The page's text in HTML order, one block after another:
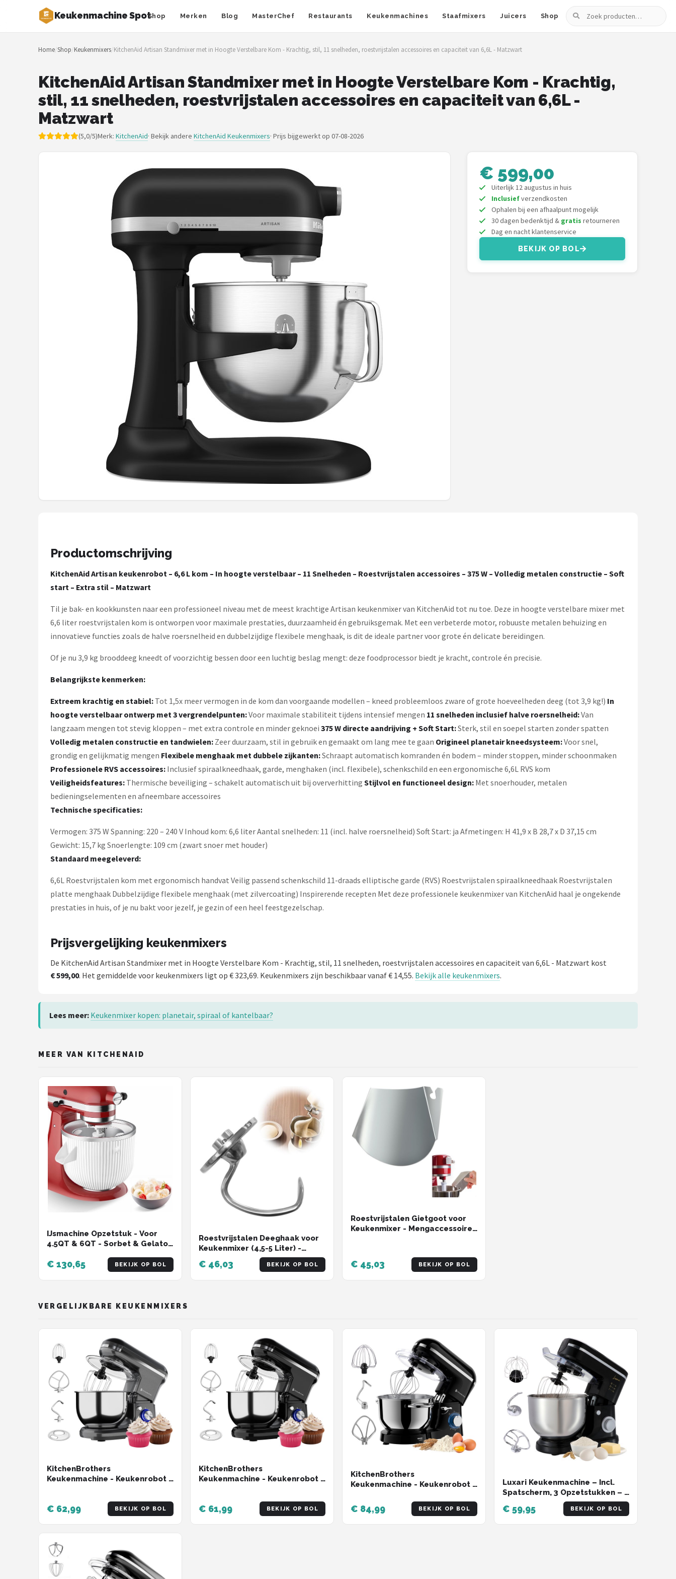
Keukenmachine SpotShop Merken Blog MasterChef Restaurants Keukenmachines Staafmixers Juicers Shop
Zoeken
Zoeken
NAVIGATIE
Merken
Alle merken →
Home/Shop/Keukenmixers/KitchenAid Artisan Standmixer met in Hoogte Verstelbare Kom - Krachtig, stil, 11 snelheden, roestvrijstalen accessoires en capaciteit van 6,6L - Matzwart
KitchenAid Artisan Standmixer met in Hoogte Verstelbare Kom - Krachtig,
stil, 11 snelheden, roestvrijstalen accessoires en capaciteit van 6,6L -
Matzwart
(5,0/5)Merk: KitchenAid· Bekijk andere KitchenAid Keukenmixers· Prijs bijgewerkt op 07-08-2026
€ 599,00
Uiterlijk 12 augustus in huis
Inclusiefverzendkosten
Ophalen bij een afhaalpunt mogelijk
30 dagen bedenktijd & gratis retourneren
Dag en nacht klantenservice
BEKIJK OP BOL
Productomschrijving
KitchenAid Artisan keukenrobot – 6,6 L kom – In hoogte verstelbaar – 11 Snelheden – Roestvrijstalen accessoires – 375 W – Volledig metalen constructie – Soft
start – Extra stil – Matzwart
Til je bak- en kookkunsten naar een professioneel niveau met de meest krachtige Artisan keukenmixer van KitchenAid tot nu toe. Deze in hoogte verstelbare mixer met
6,6 liter roestvrijstalen kom is ontworpen voor maximale prestaties, duurzaamheid én gebruiksgemak. Met een verbeterde motor, robuuste metalen behuizing en
innovatieve functies zoals de halve roersnelheid en dubbelzijdige flexibele menghaak, is dit de ideale partner voor grote én delicate bereidingen.
Of je nu 3,9 kg brooddeeg kneedt of voorzichtig bessen door een luchtig beslag mengt: deze foodprocessor biedt je kracht, controle én precisie.
Belangrijkste kenmerken:
Extreem krachtig en stabiel: Tot 1,5x meer vermogen in de kom dan voorgaande modellen – kneed probleemloos zware of grote hoeveelheden deeg (tot 3,9 kg!) In
hoogte verstelbaar ontwerp met 3 vergrendelpunten:Voor maximale stabiliteit tijdens intensief mengen 11 snelheden inclusief halve roersnelheid:Van
langzaam mengen tot stevig kloppen – met extra controle en minder geknoei 375 W directe aandrijving + Soft Start:Sterk, stil en soepel starten zonder spatten
Volledig metalen constructie en tandwielen: Zeer duurzaam, stil in gebruik en gemaakt om lang mee te gaan Origineel planetair kneedsysteem:Voor snel,
grondig en gelijkmatig mengen Flexibele menghaak met dubbele zijkanten:Schraapt automatisch komranden én bodem – minder stoppen, minder schoonmaken
Professionele RVS accessoires: Inclusief spiraalkneedhaak, garde, menghaken (incl. flexibele), schenkschild en een ergonomische 6,6L RVS kom
Veiligheidsfeatures: Thermische beveiliging – schakelt automatisch uit bij oververhitting Stijlvol en functioneel design: Met snoerhouder, metalen
bedieningselementen en afneembare accessoires
Technische specificaties:
Vermogen: 375 W Spanning: 220 – 240 V Inhoud kom: 6,6 liter Aantal snelheden: 11 (incl. halve roersnelheid) Soft Start: ja Afmetingen: H 41,9 x B 28,7 x D 37,15 cm
Gewicht: 15,7 kg Snoerlengte: 109 cm (zwart snoer met houder)
Standaard meegeleverd:
6,6L Roestvrijstalen kom met ergonomisch handvat Veilig passend schenkschild 11-draads elliptische garde (RVS) Roestvrijstalen spiraalkneedhaak Roestvrijstalen
platte menghaak Dubbelzijdige flexibele menghaak (met zilvercoating) Inspirerende recepten Met deze professionele keukenmixer van KitchenAid haal je ongekende
prestaties in huis, of je nu bakt voor jezelf, je gezin of een heel feestgezelschap.
Prijsvergelijking keukenmixers
De KitchenAid Artisan Standmixer met in Hoogte Verstelbare Kom - Krachtig, stil, 11 snelheden, roestvrijstalen accessoires en capaciteit van 6,6L - Matzwart kost
€ 599,00. Het gemiddelde voor keukenmixers ligt op € 323,69. Keukenmixers zijn beschikbaar vanaf € 14,55. Bekijk alle keukenmixers.
Lees meer: Keukenmixer kopen: planetair, spiraal of kantelbaar?
MEER VAN KITCHENAID
IJsmachine Opzetstuk - Voor
4.5QT & 6QT - Sorbet & Gelato -
& Lichtgewicht - Stijlvol &
Handzaam - Duurzaam &
€ 130,65 BEKIJK OP BOL
Roestvrijstalen Deeghaak voor
Keukenmixer (4,5-5 Liter) -
Vaatwasmachinebestendig
Accessoire
€ 46,03 BEKIJK OP BOL
Roestvrijstalen Gietgoot voor
Keukenmixer - Mengaccessoire
€ 45,03 BEKIJK OP BOL
VERGELIJKBARE KEUKENMIXERS
KitchenBrothers
Keukenmachine - Keukenrobot -
€ 62,99 BEKIJK OP BOL
KitchenBrothers
Keukenmachine - Keukenrobot -
€ 61,99 BEKIJK OP BOL
KitchenBrothers
Keukenmachine - Keukenrobot -
Keukenmixer - 1400W - Zwart
€ 84,99 BEKIJK OP BOL
Luxari Keukenmachine – Incl.
Spatscherm, 3 Opzetstukken – 6
Snelheden - 6L Mengkom -
1500W - Keukenrobot -
Foodprocessor - Keukenmixer -
€ 59,95 BEKIJK OP BOL